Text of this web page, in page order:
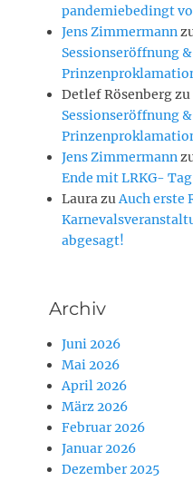
pandemiebedingt
Jens Zimmermann
Sessionseröffnung
Detlef Rösenbergzu
Sessionseröffnung
Jens Zimmermann
Ende mit LRKG- Tag
LaurazuAuch erste
abgesagt!
Archiv
Juni 2026
Mai 2026
April 2026
März 2026
Februar 2026
Januar 2026
Dezember 2025